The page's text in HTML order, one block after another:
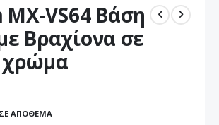
VS64 Βάση
Βραχίονα σε
ΣΕ ΑΠΌΘΕΜΑ